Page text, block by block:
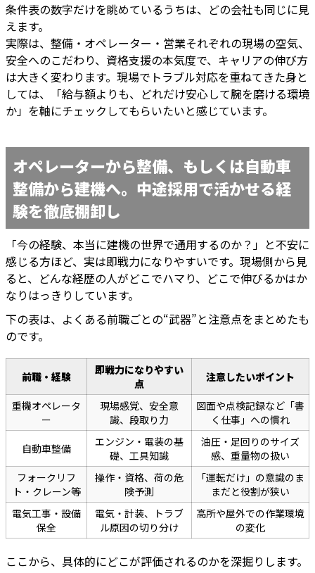
条件表の数字だけを眺めているうちは、どの会社も同じに見
えます。
実際は、整備・オペレーター・営業それぞれの現場の空気、
安全へのこだわり、資格支援の本気度で、キャリアの伸び方
は大きく変わります。現場でトラブル対応を重ねてきた身と
しては、「給与額よりも、どれだけ安心して腕を磨ける環境
か」を軸にチェックしてもらいたいと感じています。
オペレーターから整備、もしくは自動車
整備から建機へ。中途採用で活かせる経
験を徹底棚卸し
「今の経験、本当に建機の世界で通用するのか？」と不安に
感じる方ほど、実は即戦力になりやすいです。現場側から見
ると、どんな経歴の人がどこでハマり、どこで伸びるかはか
なりはっきりしています。
下の表は、よくある前職ごとの“武器”と注意点をまとめたも
のです。
前職・経験
即戦力になりやすい
点
注意したいポイント
重機オペレータ
ー
現場感覚、安全意
識、段取り力
図面や点検記録など「書
く仕事」への慣れ
自動車整備
エンジン・電装の基
礎、工具知識
油圧・足回りのサイズ
感、重量物の扱い
フォークリフ
ト・クレーン等
操作・資格、荷の危
険予測
「運転だけ」の意識のま
まだと役割が狭い
電気工事・設備
保全
電気・計装、トラブ
ル原因の切り分け
高所や屋外での作業環境
の変化
ここから、具体的にどこが評価されるのかを深掘りします。